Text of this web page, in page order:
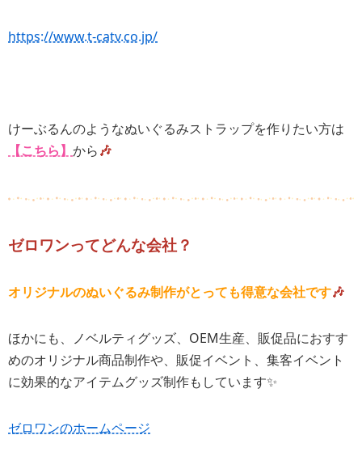
https://www.t-catv.co.jp/
けーぶるんのようなぬいぐるみストラップを作りたい方は
【こちら】 から🎶
ゼロワンってどんな会社？
オリジナルのぬいぐるみ制作がとっても得意な会社です🎶
ほかにも、ノベルティグッズ、OEM生産、販促品におすす
めのオリジナル商品制作や、販促イベント、集客イベント
に効果的なアイテムグッズ制作もしています✨
ゼロワンのホームページ